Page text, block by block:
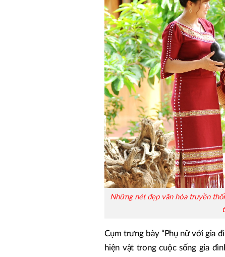
Những nét đẹp văn hóa truyền
Cụm trưng bày “Phụ nữ với gia
hiện vật trong cuộc sống gia